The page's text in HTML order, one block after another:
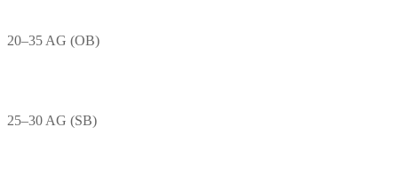
20–35 AG (OB)
25–30 AG (SB)